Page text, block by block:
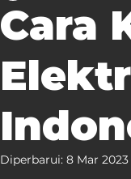
Cara
Diperbarui: 8 Mar 2023